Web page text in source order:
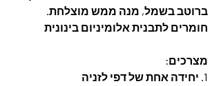
ברוטב בשמל, מנה ממש מוצלחת.
חומרים לתבנית אלומיניום בינונית
מצרכים:
1. יחידה אחת של דפי לזניה